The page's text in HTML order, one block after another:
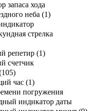
запаса хода
неба (1)
стрелка
репетир (1)
счетчик
час (1)
погружения
индикатор даты